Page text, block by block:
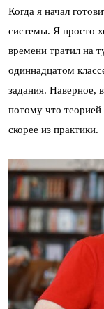
Когда я начал
системы. Я просто
времени тратил на
одиннадцатом
задания. Наверное,
потому что
скорее из практики.